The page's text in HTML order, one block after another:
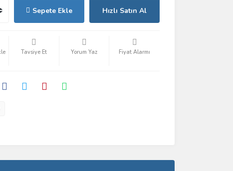
Sepete Ekle Hızlı Satın Al
Tavsiye Et Yorum Yaz Fiyat Alarmı